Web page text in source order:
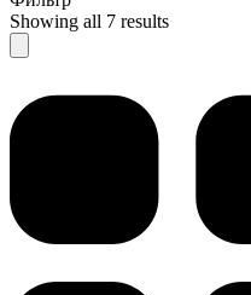
Showing all 7 results